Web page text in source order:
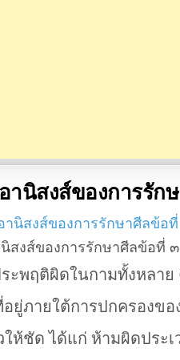
นิสงส์ของการรัก
สงส์ของการรักษาศีลข้อที่ ๓
ะพฤติผิดในกามทั้งหลา
ภายใต้การปกครองข
ห้ชัด ได้แก่ ห้ามผิดประ